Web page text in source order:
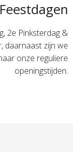
Feestdagen
2e Pinksterdag &
daarnaast zijn we
onze reguliere
openingstijden.